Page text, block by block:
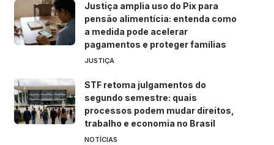
Justiça amplia uso do Pix para
pensão alimentícia: entenda como
a medida pode acelerar
pagamentos e proteger famílias
JUSTIÇA
STF retoma julgamentos do
segundo semestre: quais
processos podem mudar direitos,
trabalho e economia no Brasil
NOTÍCIAS